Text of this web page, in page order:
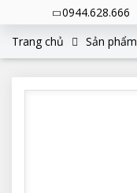
0944.628.666
Trang chủ
Sản phẩm